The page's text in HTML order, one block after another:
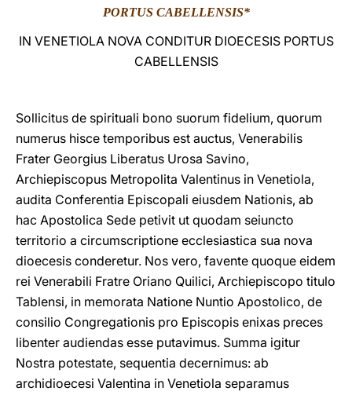
PORTUS CABELLENSIS*
IN VENETIOLA NOVA CONDITUR DIOECESIS PORTUS
CABELLENSIS
Sollicitus de spirituali bono suorum fidelium, quorum
numerus hisce temporibus est auctus, Venerabilis
Frater Georgius Liberatus Urosa Savino,
Archiepiscopus Metropolita Valentinus in Venetiola,
audita Conferentia Episcopali eiusdem Nationis, ab
hac Apostolica Sede petivit ut quodam seiuncto
territorio a circumscriptione ecclesiastica sua nova
dioecesis conderetur. Nos vero, favente quoque eidem
rei Venerabili Fratre Oriano Quilici, Archiepiscopo titulo
Tablensi, in memorata Natione Nuntio Apostolico, de
consilio Congregationis pro Episcopis enixas preces
libenter audiendas esse putavimus. Summa igitur
Nostra potestate, sequentia decernimus: ab
archidioecesi Valentina in Venetiola separamus